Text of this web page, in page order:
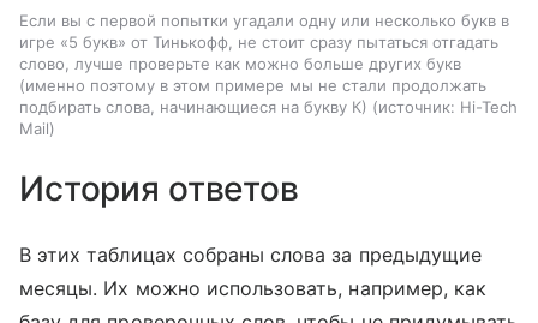
Если вы с первой попытки угадали одну или несколько букв в
игре «5 букв» от Тинькофф, не стоит сразу пытаться отгадать
слово, лучше проверьте как можно больше других букв
(именно поэтому в этом примере мы не стали продолжать
подбирать слова, начинающиеся на букву К)
источник: Hi-Tech
Mail
История ответов
В этих таблицах собраны слова за предыдущие
месяцы. Их можно использовать, например, как